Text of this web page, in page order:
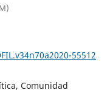
55512
Comunidad